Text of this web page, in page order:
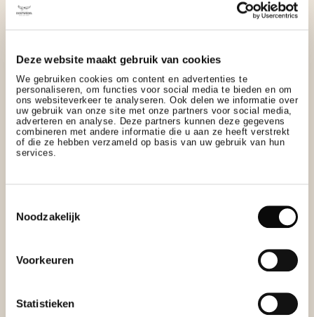
Deze website maakt gebruik van cookies
We gebruiken cookies om content en advertenties te
personaliseren, om functies voor social media te bieden en om
ons websiteverkeer te analyseren. Ook delen we informatie over
uw gebruik van onze site met onze partners voor social media,
adverteren en analyse. Deze partners kunnen deze gegevens
combineren met andere informatie die u aan ze heeft verstrekt
of die ze hebben verzameld op basis van uw gebruik van hun
services.
Noodzakelijk
Voorkeuren
Statistieken
HET ARRANGEMENT
BEVAT